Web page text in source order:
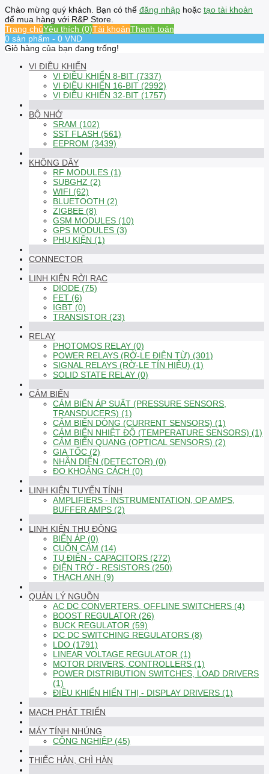
Chào mừng quý khách. Bạn có thể đăng nhập hoặc tạo tài khoản
để mua hàng với R&P Store.
Trang chủYêu thích (0)Tài khoảnThanh toán
0 sản phẩm - 0 VND
Giỏ hàng của bạn đang trống!
VI ĐIỀU KHIỂN
VI ĐIỀU KHIỂN 8-BIT (7337)
VI ĐIỀU KHIỂN 16-BIT (2992)
VI ĐIỀU KHIỂN 32-BIT (1757)
BỘ NHỚ
SRAM (102)
SST FLASH (561)
EEPROM (3439)
KHÔNG DÂY
RF MODULES (1)
SUBGHZ (2)
WIFI (62)
BLUETOOTH (2)
ZIGBEE (8)
GSM MODULES (10)
GPS MODULES (3)
PHỤ KIỆN (1)
CONNECTOR
LINH KIỆN RỜI RẠC
DIODE (75)
FET (6)
IGBT (0)
TRANSISTOR (23)
RELAY
PHOTOMOS RELAY (0)
POWER RELAYS (RỜ-LE ĐIỆN TỪ) (301)
SIGNAL RELAYS (RỜ-LE TÍN HIỆU) (1)
SOLID STATE RELAY (0)
CẢM BIẾN
CẢM BIẾN ÁP SUẤT (PRESSURE SENSORS,
TRANSDUCERS) (1)
CẢM BIẾN DÒNG (CURRENT SENSORS) (1)
CẢM BIẾN NHIỆT ĐỘ (TEMPERATURE SENSORS) (1)
CẢM BIẾN QUANG (OPTICAL SENSORS) (2)
GIA TỐC (2)
NHẬN DIỆN (DETECTOR) (0)
ĐO KHOẢNG CÁCH (0)
LINH KIỆN TUYẾN TÍNH
AMPLIFIERS - INSTRUMENTATION, OP AMPS,
BUFFER AMPS (2)
LINH KIỆN THỤ ĐỘNG
BIẾN ÁP (0)
CUỘN CẢM (14)
TỤ ĐIỆN - CAPACITORS (272)
ĐIỆN TRỞ - RESISTORS (250)
THẠCH ANH (9)
QUẢN LÝ NGUỒN
AC DC CONVERTERS, OFFLINE SWITCHERS (4)
BOOST REGULATOR (26)
BUCK REGULATOR (59)
DC DC SWITCHING REGULATORS (8)
LDO (1791)
LINEAR VOLTAGE REGULATOR (1)
MOTOR DRIVERS, CONTROLLERS (1)
POWER DISTRIBUTION SWITCHES, LOAD DRIVERS
(1)
ĐIỀU KHIỂN HIỂN THỊ - DISPLAY DRIVERS (1)
MẠCH PHÁT TRIỂN
MÁY TÍNH NHÚNG
CÔNG NGHIỆP (45)
THIẾC HÀN, CHÌ HÀN